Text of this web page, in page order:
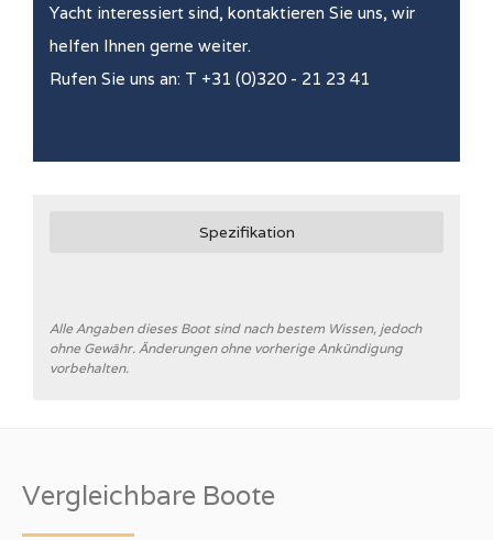
Yacht interessiert sind, kontaktieren Sie uns, wir
helfen Ihnen gerne weiter.
Rufen Sie uns an: T +31 (0)320 - 21 23 41
Spezifikation
Alle Angaben dieses Boot sind nach bestem Wissen, jedoch
ohne Gewähr. Änderungen ohne vorherige Ankündigung
vorbehalten.
Vergleichbare Boote